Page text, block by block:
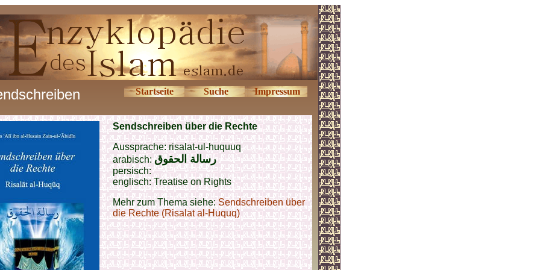
Startseite Suche Impressum
Sendschreiben über die Rechte
Aussprache: risalat-ul-huquuq
arabisch:رسالة الحقوق
persisch:
englisch: Treatise on Rights
Mehr zum Thema siehe:Sendschreiben über
die Rechte (Risalat al-Huquq)